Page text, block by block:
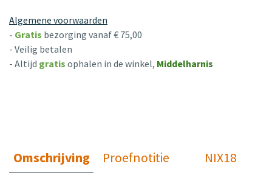
Algemene voorwaarden
- Gratis bezorging vanaf € 75,00
- Veilig betalen
- Altijd gratis ophalen in de winkel, Middelharnis
Omschrijving Proefnotitie NIX18